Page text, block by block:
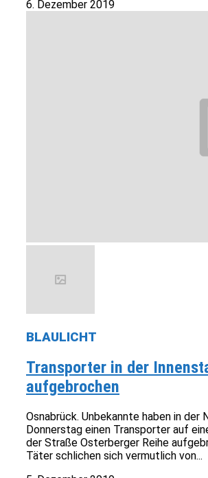
6. Dezember 2019
BLAULICHT
Transporter in der
aufgebrochen
Osnabrück. Unbekannte haben in der
Donnerstag einen Transporter auf
der Straße Osterberger Reihe
Täter schlichen sich vermutlich von...